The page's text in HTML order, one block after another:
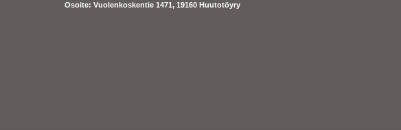
Osoite: Vuolenkoskentie 1471, 19160 Huutotöyry